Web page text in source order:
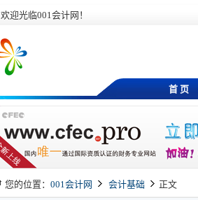
欢迎光临001会计网！
首 页
您的位置： 001会计网 会计基础 正文